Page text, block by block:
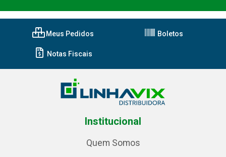
Meus Pedidos Boletos
Notas Fiscais
Institucional
Quem Somos